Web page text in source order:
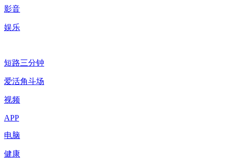
影音
娱乐
短路三分钟
爱活角斗场
视频
APP
电脑
健康